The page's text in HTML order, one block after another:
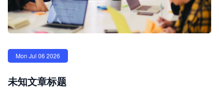
Mon Jul 06 2026
未知文章标题